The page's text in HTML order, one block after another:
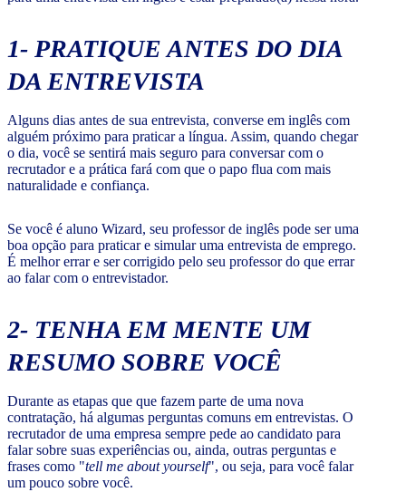
1- PRATIQUE ANTES DO DIA
DA ENTREVISTA
Alguns dias antes de sua entrevista, converse em inglês com
alguém próximo para praticar a língua. Assim, quando chegar
o dia, você se sentirá mais seguro para conversar com o
recrutador e a prática fará com que o papo flua com mais
naturalidade e confiança.
Se você é aluno Wizard, seu professor de inglês pode ser uma
boa opção para praticar e simular uma entrevista de emprego.
É melhor errar e ser corrigido pelo seu professor do que errar
ao falar com o entrevistador.
2- TENHA EM MENTE UM
RESUMO SOBRE VOCÊ
Durante as etapas que que fazem parte de uma nova
contratação, há algumas perguntas comuns em entrevistas. O
recrutador de uma empresa sempre pede ao candidato para
falar sobre suas experiências ou, ainda, outras perguntas e
frases como "tell me about yourself", ou seja, para você falar
um pouco sobre você.